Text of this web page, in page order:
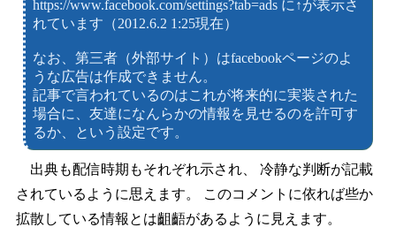
https://www.facebook.com/settings?tab=ads に↑が表示さ
れています（2012.6.2 1:25現在）
なお、第三者（外部サイト）はfacebookページのよ
うな広告は作成できません。
記事で言われているのはこれが将来的に実装された
場合に、友達になんらかの情報を見せるのを許可す
るか、という設定です。
出典も配信時期もそれぞれ示され、 冷静な判断が記載
されているように思えます。 このコメントに依れば些か
拡散している情報とは齟齬があるように見えます。